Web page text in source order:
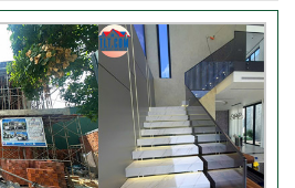
Video hình ảnh thi công nhà
anh Hiếu